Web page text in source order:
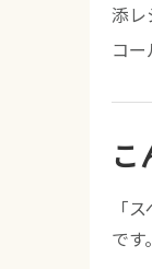
添
コ
こ
「
です